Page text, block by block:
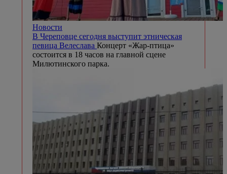
Новости
В Череповце сегодня выступит этническая
певица Велеслава Концерт «Жар-птица»
состоится в 18 часов на главной сцене
Милютинского парка.